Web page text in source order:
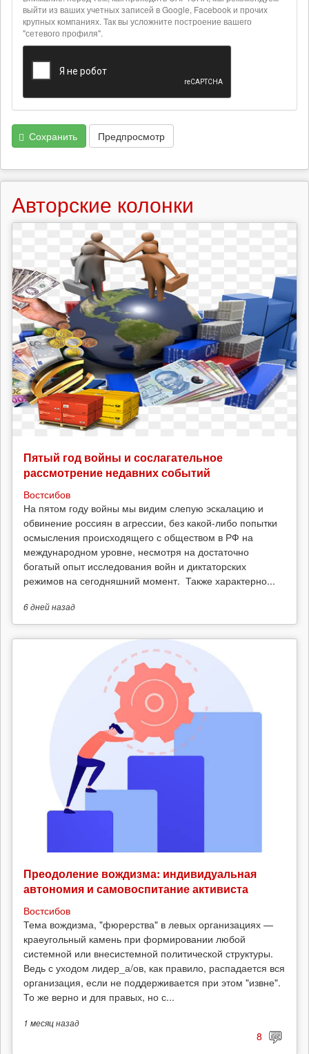
выйти из ваших учетных записей в Google, Facebook и прочих
крупных компаниях. Так вы усложните построение вашего
"сетевого профиля".
Сохранить Предпросмотр
Авторские колонки
Пятый год войны и сослагательное
рассмотрение недавних событий
Востсибов
На пятом году войны мы видим слепую эскалацию и
обвинение россиян в агрессии, без какой-либо попытки
осмысления происходящего с обществом в РФ на
международном уровне, несмотря на достаточно
богатый опыт исследования войн и диктаторских
режимов на сегодняшний момент. Также характерно...
6 днейназад
Преодоление вождизма: индивидуальная
автономия и самовоспитание активиста
Востсибов
Тема вождизма, "фюрерства" в левых организациях —
краеугольный камень при формировании любой
системной или внесистемной политической структуры.
Ведь с уходом лидер_а/ов, как правило, распадается вся
организация, если не поддерживается при этом "извне".
То же верно и для правых, но с...
1 месяцназад
8